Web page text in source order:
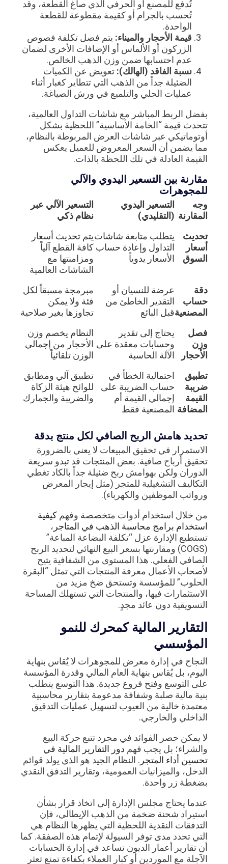
تُدفع للمصنع أو الحرفي الذي صاغ القطعة، وقد
تُحسب بالجرام أو كقيمة مقطوعة للقطعة
الواحدة.
قيمة الأحجار والميناء: يتم فصل تكلفة فصوص
الزركون أو الألماس أو الإضافات الأخرى لضمان
عدم احتسابها ضمن وزن الذهب الخالص.
نسبة الفاقد (الهالك): تعويض عن الكميات
الضئيلة جداً من الذهب التي تتطاير كغبار أثناء
عمليات الجلي والتلميع في ورش الصياغة.
بفضل الربط المباشر مع شاشات التداول العالمية،
تتحدث قيمة “الخامة الأساسية” اللحظية بشكل
أوتوماتيكي عبر شاشات العرض المربوطة بالنظام،
مما يضمن أن السعر المعروض للعميل يعكس
القيمة العادلة في تلك اللحظة بالذات.
مقارنة بين التسعير اليدوي والآلي
للمجوهرات
وجه
المقارنة
التسعير اليدوي
(التقليدي)
التسعير الآلي عبر
نظام ذكي
تحديث
أسعار
السوق
يتطلب متابعة شاشات
التداول وإعادة حساب
الأسعار يدوياً
يتم تحديث أسعار
كافة القطع آلياً
ومزامنتها مع
الشاشات العالمية
دقة
حساب
المصنعية
عرضة للنسيان أو
التقدير الخاطئ من
قبل البائع
مبرمجة مسبقاً لكل
فئة ولا يمكن
تجاوزها بغير صلاحية
فصل
وزن
الأحجار
يحتاج إلى تقدير
وحسابات معقدة على
الآلة الحاسبة
النظام يخصم وزن
الأحجار من إجمالي
الوزن تلقائياً
تطبيق
ضريبة
القيمة
المضافة
احتمالية الخطأ في
حساب الضريبة على
إجمالي القيمة أم
المصنعية فقط
تطبيق آلي ومطابق
للوائح هيئة الزكاة
والضريبة والجمارك
تحديد هامش الربح الصافي لكل منتج بدقة
الاستمرار في تحقيق المبيعات لا يعني بالضرورة
تحقيق أرباح صافية. بعض المنتجات قد تبدو سريعة
الدوران ولكن بهوامش ربح ضئيلة جداً بالكاد تغطي
التكاليف التشغيلية للمتجر (مثل إيجار المعرض
ورواتب الموظفين والكهرباء).
من خلال استخدام أدوات متخصصة وفهم كيفية
استخدام برامج محاسبة الذهب في المتاجر ،
تستطيع الإدارة عزل “تكلفة البضاعة المباعة”
(COGS) ومقارنتها بسعر البيع النهائي لتحديد الربح
الصافي الفعلي. هذا المستوى من الشفافية يتيح
لأصحاب الأعمال معرفة المنتجات التي تمثل “البقرة
الحلوب” للمؤسسة وتستحق ضخ مزيد من
الاستثمارات فيها، والمنتجات التي تستهلك المساحة
التسويقية دون عائد مجدٍ.
التقارير المالية كمحرك للنمو
المؤسسي
النجاح في إدارة معرض للمجوهرات لا يُقاس بنهاية
اليوم، بل يُقاس بنهاية العام المالي وقدرة المؤسسة
على التوسع وفتح فروع جديدة. هذا التوسع يتطلب
بنية مالية صلبة وشفافة مدعومة بتقارير محاسبية
معتمدة خالية من العيوب لتسهيل عمليات التدقيق
الداخلي والخارجي.
لا يمكن حصر الفوائد في مجرد تتبع حركة البيع
والشراء؛ بل يجب فهم دور التقارير المالية في
تحسين أداء المتجر . النظام الجيد هو الذي يولد قوائم
الدخل، والميزانيات العمومية، وتقارير التدفق النقدي
بضغطة زر واحدة.
عندما يحتاج مجلس الإدارة إلى اتخاذ قرار بشأن
استيراد شحنة ضخمة من الذهب الإيطالي، فإن
التدفقات النقدية اللحظية التي يظهرها النظام هي
التي تحدد مدى توفر السيولة لإتمام هذه الصفقة. كما
أن تقارير أعمار الديون تساعد في إدارة الحسابات
الآجلة مع الموردين أو كبار العملاء بكفاءة تمنع تعثر